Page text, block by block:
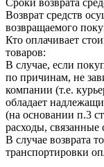
Возврат средств
возвращаемого
Кто оплачивает
товаров:
В случае, если
по причинам, не
компании (т.е.
обладает
(на основании п.3
расходы, связанные
В случае возврата
транспортировки